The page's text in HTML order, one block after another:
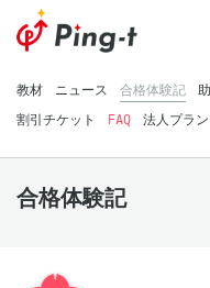
教材 ニュース 合格体験記
割引チケット
FAQ 法人プラン
合格体験記